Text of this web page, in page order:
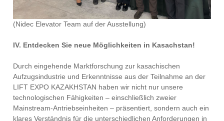
(Nidec Elevator Team auf der Ausstellung)
IV. Entdecken Sie neue Möglichkeiten in Kasachstan!
Durch eingehende Marktforschung zur kasachischen
Aufzugsindustrie und Erkenntnisse aus der Teilnahme an der
LIFT EXPO KAZAKHSTAN haben wir nicht nur unsere
technologischen Fähigkeiten – einschließlich zweier
Mainstream-Antriebseinheiten – präsentiert, sondern auch ein
klares Verständnis für die unterschiedlichen Anforderungen in